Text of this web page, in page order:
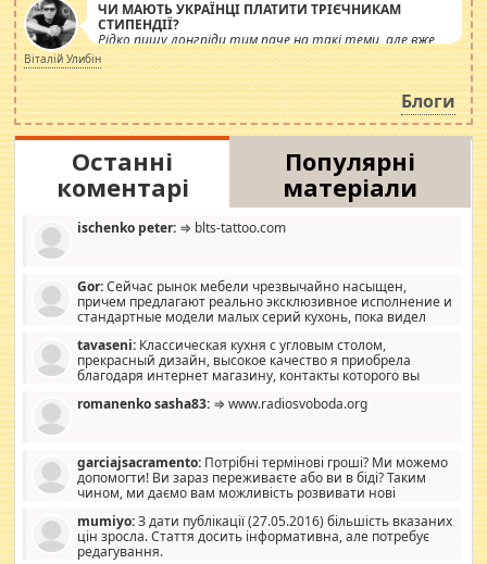
ЧИ МАЮТЬ УКРАЇНЦІ ПЛАТИТИ ТРІЄЧНИКАМ
СТИПЕНДІЇ?
Рідко пишу лонгріди тим паче на такі теми, але вже
просто дістало! Обурюють сьогоднішні інсенуації
навколо стипендіального питання. Штучно
роздувається ще одна соціальна катастрофа.
Віталій Улибін
Блоги
Останні
коментарі
Популярні
матеріали
ischenko peter: ⇒ blts-tattoo.com
Gor:Сейчас рынок мебели чрезвычайно насыщен,
причем предлагают реально эксклюзивное исполнение и
стандартные модели малых серий кухонь, пока видел
стандартные формы, в MebelOk, креативненько и что главное -
со вкусом все в порядке, без ненужных наворотов удорожающих
мебель, а это не последний фактор.
tavaseni: Классическая кухня с угловым столом,
прекрасный дизайн, высокое качество я приобрела
благодаря интернет магазину, контакты которого вы
romanenko sasha83: ⇒ www.radiosvoboda.org
garciajsacramento: Потрібні термінові гроші? Ми можемо
допомогти! Ви зараз переживаєте або ви в біді? Таким
чином, ми даємо вам можливість розвивати нові
допомагати людям, які намагаються дати їм шанс. Кожен
заслуговує на другий шанс, і, оскільки влада не зможе, вони
повинні приймати від інших. Для нас нема багато суми, і зрілість
mumiyo:З дати публікації (27.05.2016) більшість вказаних
цін зросла. Стаття досить інформативна, але потребує
редагування.